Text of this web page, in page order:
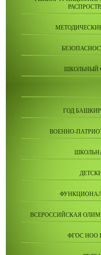
ШКОЛЬНЫЙ
ГОД
ВОЕННО-
ВСЕРОССИЙСКАЯ
ФГОС НОО И